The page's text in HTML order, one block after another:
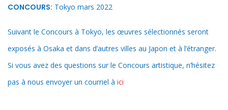
CONCOURS: Tokyo mars 2022
Suivant le Concours à Tokyo, les œuvres sélectionnés seront
exposés à Osaka et dans d’autres villes au Japon et à l’étranger.
Si vous avez des questions sur le Concours artistique, n’hésitez
pas à nous envoyer un courriel à ici